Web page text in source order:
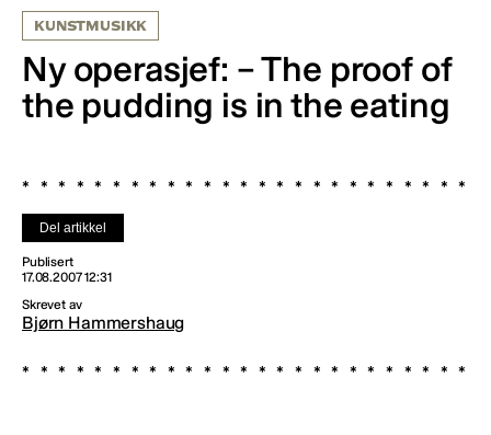
KUNSTMUSIKK
Ny operasjef: – The proof of
the pudding is in the eating
Del artikkel
Publisert
17.08.2007 12:31
Skrevet av
Bjørn Hammershaug